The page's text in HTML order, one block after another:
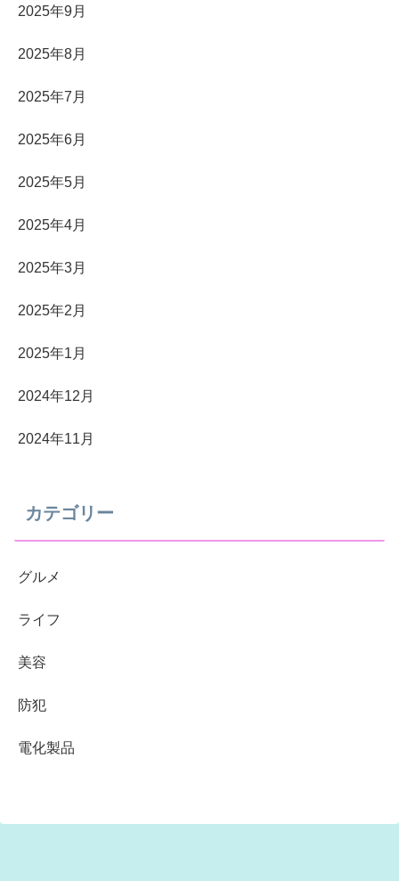
2025年9月
2025年8月
2025年7月
2025年6月
2025年5月
2025年4月
2025年3月
2025年2月
2025年1月
2024年12月
2024年11月
カテゴリー
グルメ
ライフ
美容
防犯
電化製品